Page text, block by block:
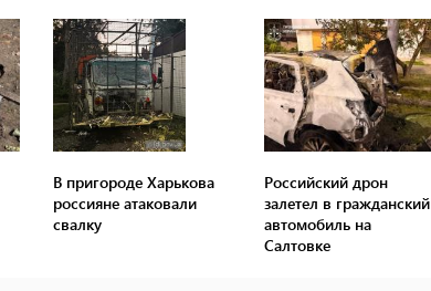
В пригороде Харькова
россияне атаковали
свалку
Российский дрон
залетел в гражданский
автомобиль на
Салтовке